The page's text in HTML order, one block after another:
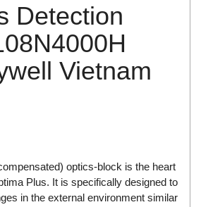
Detection
Vietnam
optics-block is the heart
Plus. It is specifically designed to
in the external environment similar